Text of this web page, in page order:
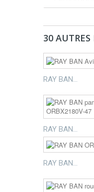
30
RAY BAN...
RAY BAN...
RAY BAN...